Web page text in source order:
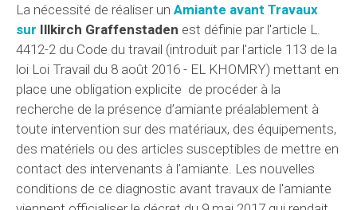
La nécessité de réaliser un Amiante avant Travaux
sur Illkirch Graffenstaden est définie par l'article L.
4412-2 du Code du travail (introduit par l'article 113 de la
loi Loi Travail du 8 août 2016 - EL KHOMRY) mettant en
place une obligation explicite de procéder à la
recherche de la présence d’amiante préalablement à
toute intervention sur des matériaux, des équipements,
des matériels ou des articles susceptibles de mettre en
contact des intervenants à l’amiante. Les nouvelles
conditions de ce diagnostic avant travaux de l'amiante